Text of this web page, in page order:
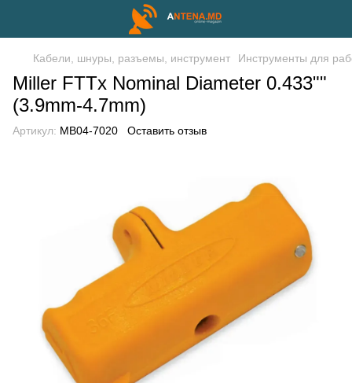
Кабели, шнуры, разъемы, инструмент Инструменты для
Miller FTTx Nominal Diameter 0.433""
(3.9mm-4.7mm)
Артикул: MB04-7020 Оставить отзыв